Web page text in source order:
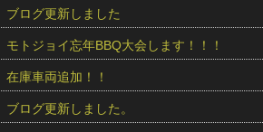
ブログ更新しました
モトジョイ忘年BBQ大会します！！！
在庫車両追加！！
ブログ更新しました。